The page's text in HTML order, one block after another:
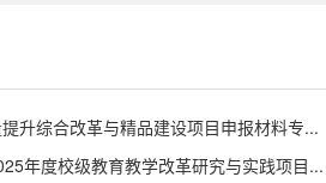
升综合改革与精品建设项目申报材料专...
年度校级教育教学改革研究与实践项目...